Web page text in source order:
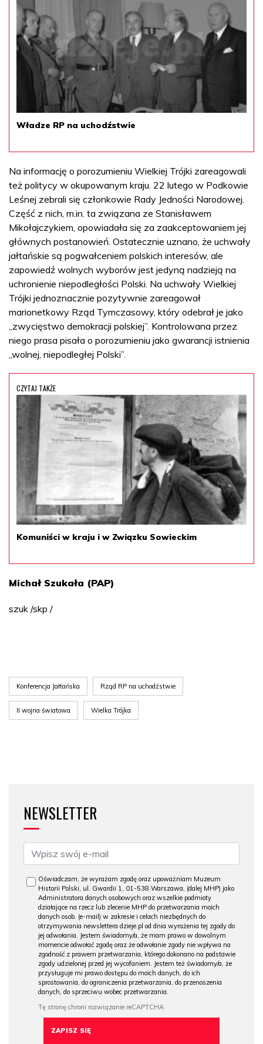
Władze RP na uchodźstwie
Na informację o porozumieniu Wielkiej Trójki zareagowali
też politycy w okupowanym kraju. 22 lutego w Podkowie
Leśnej zebrali się członkowie Rady Jedności Narodowej.
Część z nich, m.in. ta związana ze Stanisławem
Mikołajczykiem, opowiadała się za zaakceptowaniem jej
głównych postanowień. Ostatecznie uznano, że uchwały
jałtańskie są pogwałceniem polskich interesów, ale
zapowiedź wolnych wyborów jest jedyną nadzieją na
uchronienie niepodległości Polski. Na uchwały Wielkiej
Trójki jednoznacznie pozytywnie zareagował
marionetkowy Rząd Tymczasowy, który odebrał je jako
„zwycięstwo demokracji polskiej”. Kontrolowana przez
niego prasa pisała o porozumieniu jako gwarancji istnienia
„wolnej, niepodległej Polski”.
CZYTAJ TAKŻE
Komuniści w kraju i w Związku Sowieckim
Michał Szukała (PAP)
szuk /skp /
Konferencja Jałtańska Rząd RP na uchodźstwie
II wojna światowa Wielka Trójka
NEWSLETTER
Oświadczam, że wyrażam zgodę oraz upoważniam Muzeum
Historii Polski, ul. Gwardii 1, 01-538 Warszawa, (dalej MHP) jako
Administratora danych osobowych oraz wszelkie podmioty
działające na rzecz lub zlecenie MHP do przetwarzania moich
danych osob. (e-mail) w zakresie i celach niezbędnych do
otrzymywania newslettera dzieje.pl od dnia wyrażenia tej zgody do
jej odwołania. Jestem świadomy/a, że mam prawo w dowolnym
momencie odwołać zgodę oraz że odwołanie zgody nie wpływa na
zgodność z prawem przetwarzania, którego dokonano na podstawie
zgody udzielonej przed jej wycofaniem. Jestem też świadomy/a, że
przysługuje mi prawo dostępu do moich danych, do ich
sprostowania, do ograniczenia przetwarzania, do przenoszenia
danych, do sprzeciwu wobec przetwarzania.